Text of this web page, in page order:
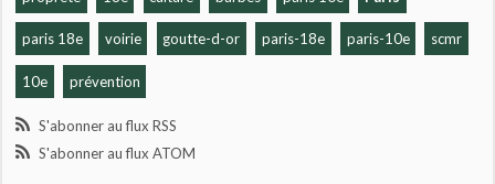
paris 18e voirie goutte-d-or paris-18e paris-10e scmr
10e prévention
S'abonner au flux RSS
S'abonner au flux ATOM